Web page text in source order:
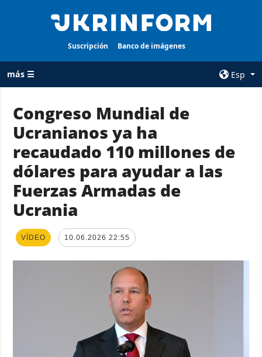
Suscripción Banco de imágenes
más ☰
Esp
TODAS LAS
CATEGORÍAS
Guerra
Reconstrucción
de Ucrania
Política
Economía
Defensa
emergencias
sobre la agencia
contacto
condiciones de
suscripción
protección de
Congreso Mundial de
Ucranianos ya ha
recaudado 110 millones de
dólares para ayudar a las
Fuerzas Armadas de
Ucrania
VÍDEO 10.06.2026 22:55